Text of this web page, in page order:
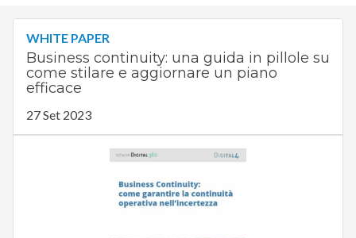
WHITE PAPER
Business continuity: una guida in pillole su
come stilare e aggiornare un piano
efficace
27 Set 2023